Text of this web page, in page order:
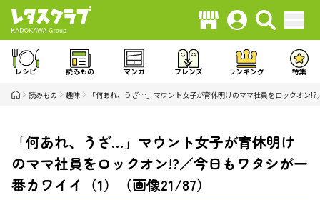
レシピ 読みもの マンガ フレンズ ランキング 特集
読みもの 趣味 「何あれ、うざ…」マウント女子が育休明けのママ社員をロックオン
「何あれ、うざ…」マウント女子が育休明け
のママ社員をロックオン!?／今日もワタシが一
番カワイイ（1）（画像21/87）